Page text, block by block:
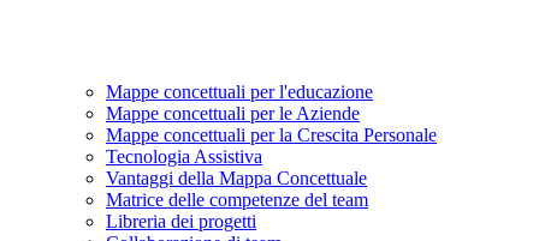
Mappe concettuali per l'educazione
Mappe concettuali per le Aziende
Mappe concettuali per la Crescita Personale
Tecnologia Assistiva
Vantaggi della Mappa Concettuale
Matrice delle competenze del team
Libreria dei progetti